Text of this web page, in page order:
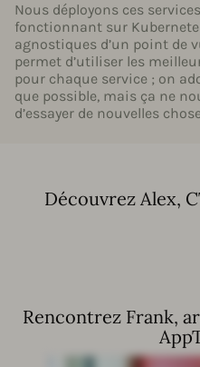
Nous déployons ces
fonctionnant sur
agnostiques d’un point de
permet d’utiliser les
pour chaque service ; on
que possible, mais ça ne
d’essayer de nouvelles
Découvrez Alex,
Rencontrez Frank,